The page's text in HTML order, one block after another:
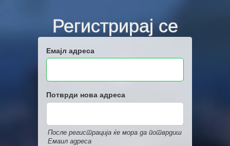
Регистрирај се
Емајл адреса
Потврди нова адреса
После регистрација ќе мора да потврдиш
Емаил адреса